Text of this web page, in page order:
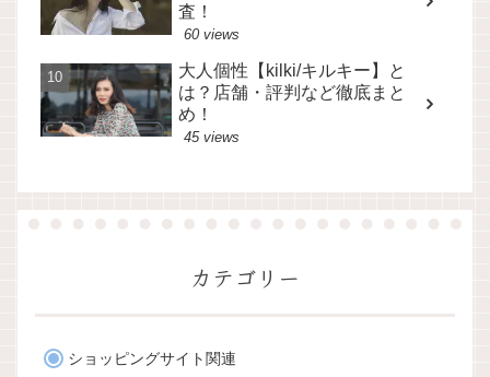
査！
60 views
大人個性【kilki/キルキー】と
は？店舗・評判など徹底まと
め！
45 views
カテゴリー
ショッピングサイト関連